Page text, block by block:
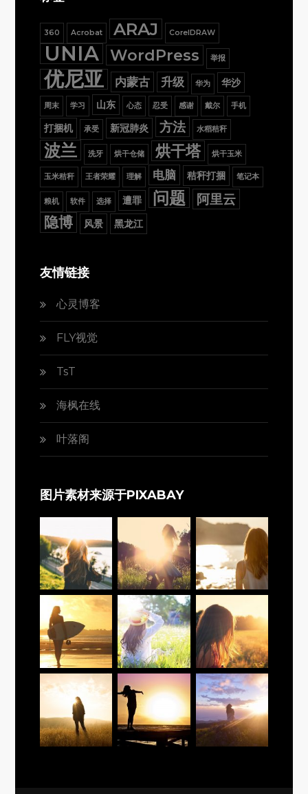
360 Acrobat ARAJ CorelDRAW
UNIA WordPress 举报
优尼亚 内蒙古 升级 华为 华沙
周末 学习 山东 心态 忍受 感谢 戴尔 手机
打捆机 承受 新冠肺炎 方法 水稻秸秆
波兰 洗牙 烘干仓储 烘干塔 烘干玉米
玉米秸秆 王者荣耀 理解 电脑 秸秆打捆 笔记本
粮机 软件 选择 遭罪 问题 阿里云
隐博 风景 黑龙江
友情链接
心灵博客
FLY视觉
TsT
海枫在线
叶落阁
图片素材来源于PIXABAY